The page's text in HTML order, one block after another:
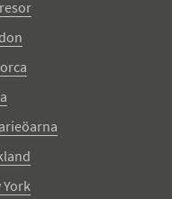
York